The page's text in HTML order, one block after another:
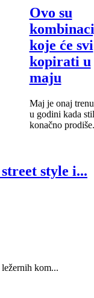
Ovo su
koje će svi
kopirati u
maju
Maj je onaj
u godini kada stil
konačno prodiše.
style i...
kom...